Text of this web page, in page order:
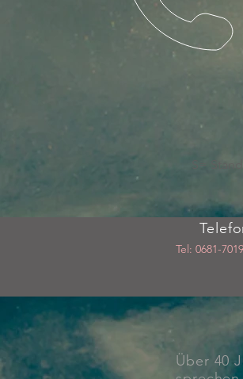
S=
Tel: 0681-
Über 40